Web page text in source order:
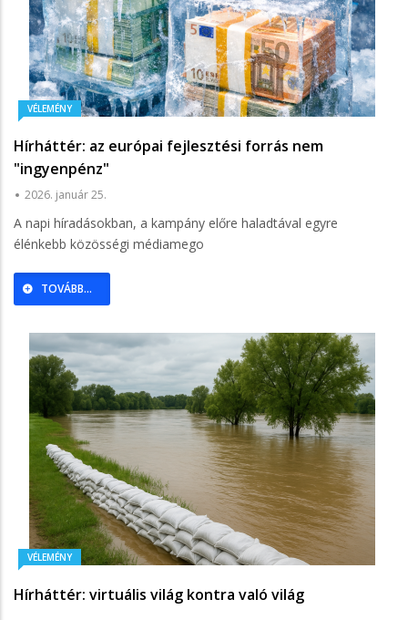
VÉLEMÉNY
Hírháttér: az európai fejlesztési forrás nem
"ingyenpénz"
2026. január 25.
A napi híradásokban, a kampány előre haladtával egyre
élénkebb közösségi médiamego
TOVÁBB...
VÉLEMÉNY
Hírháttér: virtuális világ kontra való világ